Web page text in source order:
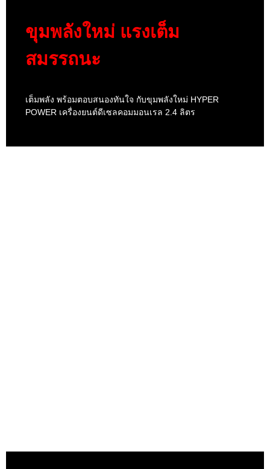
ขุมพลังใหม่ แรงเต็ม
สมรรถนะ
เต็มพลัง พร้อมตอบสนองทันใจ กับขุมพลังใหม่ HYPER
POWER เครื่องยนต์ดีเซลคอมมอนเรล 2.4 ลิตร